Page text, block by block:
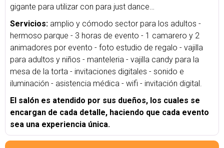
gigante para utilizar con para just dance…
Servicios: amplio y cómodo sector para los adultos -
hermoso parque - 3 horas de evento - 1 camarero y 2
animadores por evento - foto estudio de regalo - vajilla
para adultos y niños - manteleria - vajilla candy para la
mesa de la torta - invitaciones digitales - sonido e
iluminación - asistencia médica - wifi - invitación digital.
El salón es atendido por sus dueños, los cuales se
encargan de cada detalle, haciendo que cada evento
sea una experiencia única.